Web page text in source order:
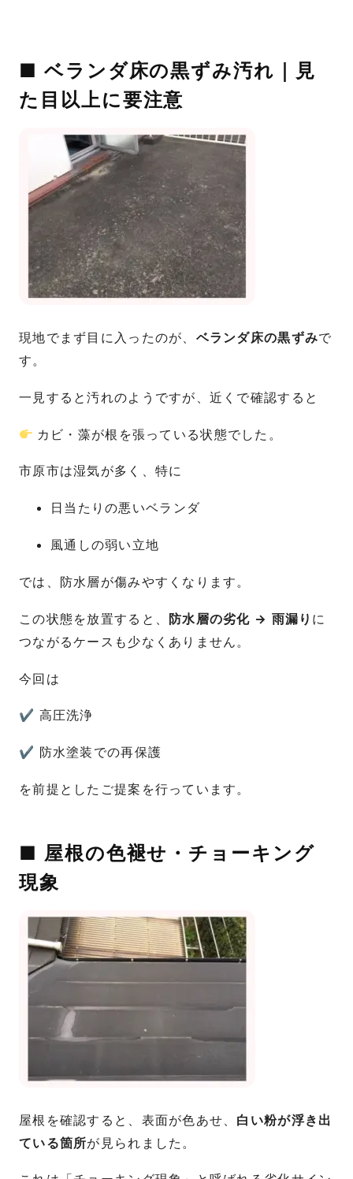
■ ベランダ床の黒ずみ汚れ｜見
た目以上に要注意
現地でまず目に入ったのが、 ベランダ床の黒ずみで
す。
一見すると汚れのようですが、近くで確認すると
カビ・藻が根を張っている状態でした。
市原市は湿気が多く、特に
日当たりの悪いベランダ
風通しの弱い立地
では、防水層が傷みやすくなります。
この状態を放置すると、 防水層の劣化 → 雨漏り に
つながるケースも少なくありません。
今回は
✔ 高圧洗浄
✔ 防水塗装での再保護
を前提としたご提案を行っています。
■ 屋根の色褪せ・チョーキング
現象
屋根を確認すると、表面が色あせ、 白い粉が浮き出
ている箇所が見られました。